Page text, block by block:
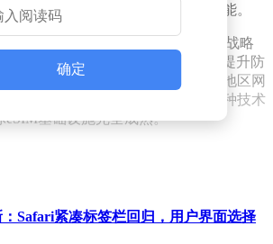
实体SIM卡，且不影响设备原有功能。
果持续推进eSIM技术与其全球化战略
SIM卡，eSIM具有节省内部空间、提升防
商快速切换等优势。但现阶段不同地区网
三方改装市场保留了生存空间，这种技术
基础设施完全成熟。
确定
Safari紧凑标签栏回归，用户界面选择